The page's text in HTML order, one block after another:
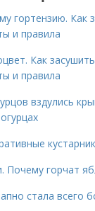
гортензию. Как
и правила
Как
и правила
вздулись
Почему горчат
стала всего